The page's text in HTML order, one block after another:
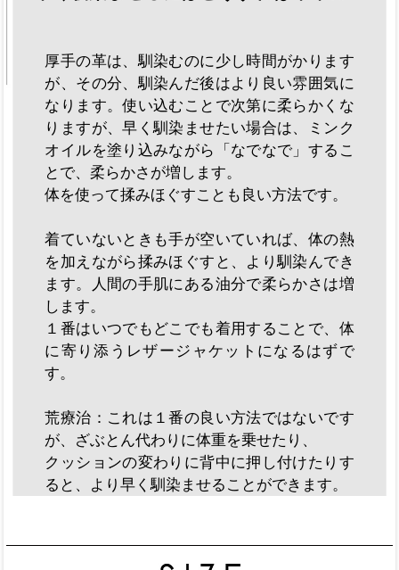
厚手の革は、馴染むのに少し時間がかります
が、その分、馴染んだ後はより良い雰囲気に
なります。使い込むことで次第に柔らかくな
りますが、早く馴染ませたい場合は、ミンク
オイルを塗り込みながら「なでなで」するこ
とで、柔らかさが増します。
体を使って揉みほぐすことも良い方法です。
着ていないときも手が空いていれば、体の熱
を加えながら揉みほぐすと、より馴染んでき
ます。人間の手肌にある油分で柔らかさは増
します。
１番はいつでもどこでも着用することで、体
に寄り添うレザージャケットになるはずで
す。
荒療治：これは１番の良い方法ではないです
が、ざぶとん代わりに体重を乗せたり、
クッションの変わりに背中に押し付けたりす
ると、より早く馴染ませることができます。